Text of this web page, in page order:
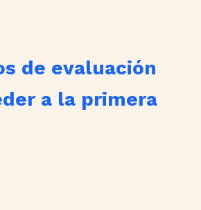
de evaluación
a la primera